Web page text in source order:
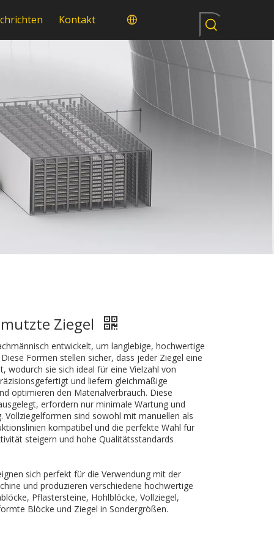
Kontakt
Ziegel
entwickelt, um langlebige, hochwertige
Formen stellen sicher, dass jeder Ziegel eine
wodurch sie sich ideal für eine Vielzahl von
und liefern gleichmäßige
optimieren den Materialverbrauch. Diese
erfordern nur minimale Wartung und
Vollziegelformen sind sowohl mit manuellen als
kompatibel und die perfekte Wahl für
steigern und hohe Qualitätsstandards
sich perfekt für die Verwendung mit der
und produzieren verschiedene hochwertige
Pflastersteine, Hohlblöcke, Vollziegel,
Blöcke und Ziegel in Sondergrößen.